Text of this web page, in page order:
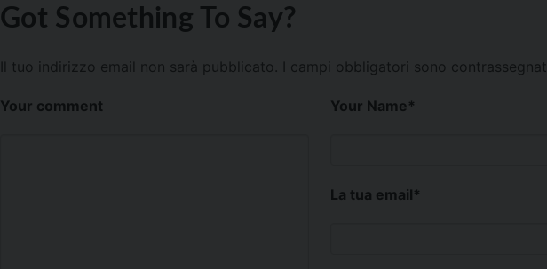
Got Something To Say?
Il tuo indirizzo email non sarà pubblicato. I campi obbligatori sono contrassegnati
Your comment Your Name*
La tua email*